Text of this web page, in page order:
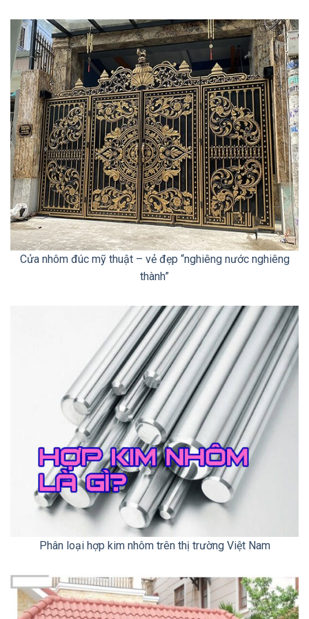
Cửa nhôm đúc mỹ thuật – vẻ đẹp “nghiêng nước nghiêng
thành”
Phân loại hợp kim nhôm trên thị trường Việt Nam